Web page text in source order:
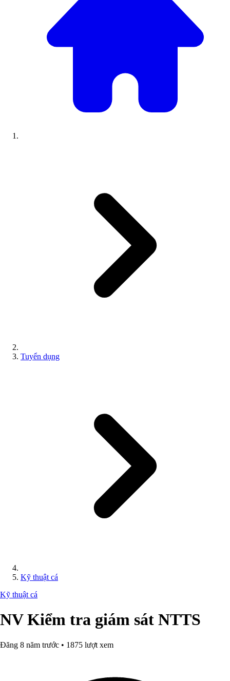
Tuyển dụng
Kỹ thuật cá
Kỹ thuật cá
NV Kiểm tra giám sát NTTS
Đăng 8 năm trước • 1875 lượt xem